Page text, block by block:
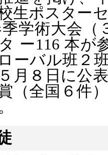
生ポスター
季学術大会（
ー116 本が
ーバル班２
月８日に公
（全国６件